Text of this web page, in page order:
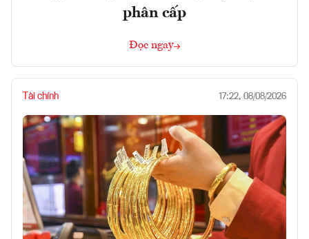
phân cấp
Đọc ngay
Tài chính 17:22, 08/08/2026